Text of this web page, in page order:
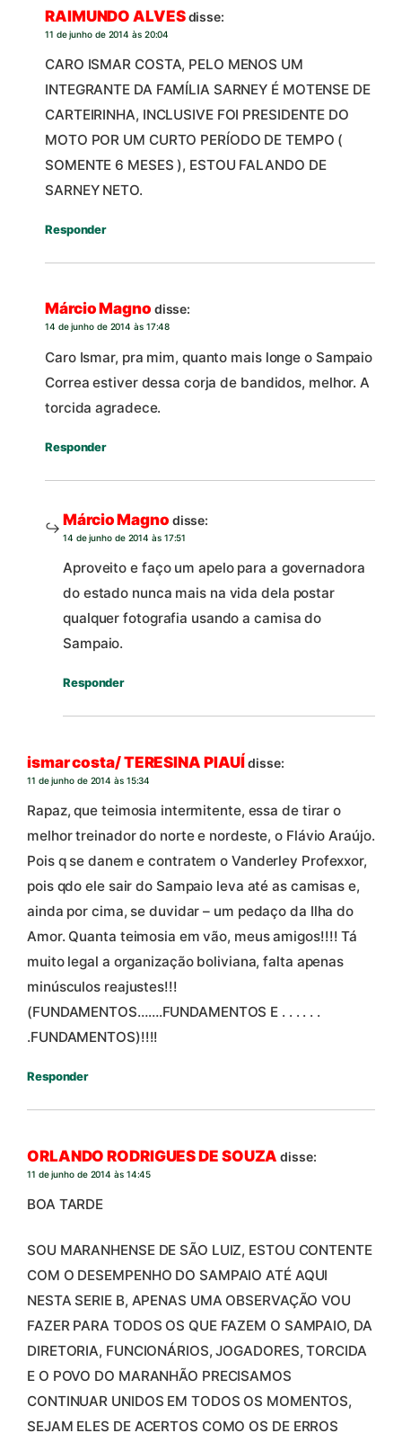
RAIMUNDO ALVESdisse:
11 de junho de 2014 às 20:04
CARO ISMAR COSTA, PELO MENOS UM
INTEGRANTE DA FAMÍLIA SARNEY É MOTENSE DE
CARTEIRINHA, INCLUSIVE FOI PRESIDENTE DO
MOTO POR UM CURTO PERÍODO DE TEMPO (
SOMENTE 6 MESES ), ESTOU FALANDO DE
SARNEY NETO.
Responder
Márcio Magno disse:
14 de junho de 2014 às 17:48
Caro Ismar, pra mim, quanto mais longe o Sampaio
Correa estiver dessa corja de bandidos, melhor. A
torcida agradece.
Responder
Márcio Magno disse:
14 de junho de 2014 às 17:51
Aproveito e faço um apelo para a governadora
do estado nunca mais na vida dela postar
qualquer fotografia usando a camisa do
Sampaio.
Responder
ismar costa/ TERESINA PIAUÍdisse:
11 de junho de 2014 às 15:34
Rapaz, que teimosia intermitente, essa de tirar o
melhor treinador do norte e nordeste, o Flávio Araújo.
Pois q se danem e contratem o Vanderley Profexxor,
pois qdo ele sair do Sampaio leva até as camisas e,
ainda por cima, se duvidar – um pedaço da Ilha do
Amor. Quanta teimosia em vão, meus amigos!!!! Tá
muito legal a organização boliviana, falta apenas
minúsculos reajustes!!!
(FUNDAMENTOS…….FUNDAMENTOS E . . . . . .
.FUNDAMENTOS)!!!!
Responder
ORLANDO RODRIGUES DE SOUZA disse:
11 de junho de 2014 às 14:45
BOA TARDE
SOU MARANHENSE DE SÃO LUIZ, ESTOU CONTENTE
COM O DESEMPENHO DO SAMPAIO ATÉ AQUI
NESTA SERIE B, APENAS UMA OBSERVAÇÃO VOU
FAZER PARA TODOS OS QUE FAZEM O SAMPAIO, DA
DIRETORIA, FUNCIONÁRIOS, JOGADORES, TORCIDA
E O POVO DO MARANHÃO PRECISAMOS
CONTINUAR UNIDOS EM TODOS OS MOMENTOS,
SEJAM ELES DE ACERTOS COMO OS DE ERROS